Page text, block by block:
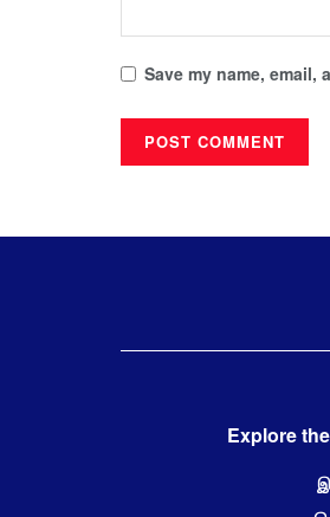
Save my name,
Explore